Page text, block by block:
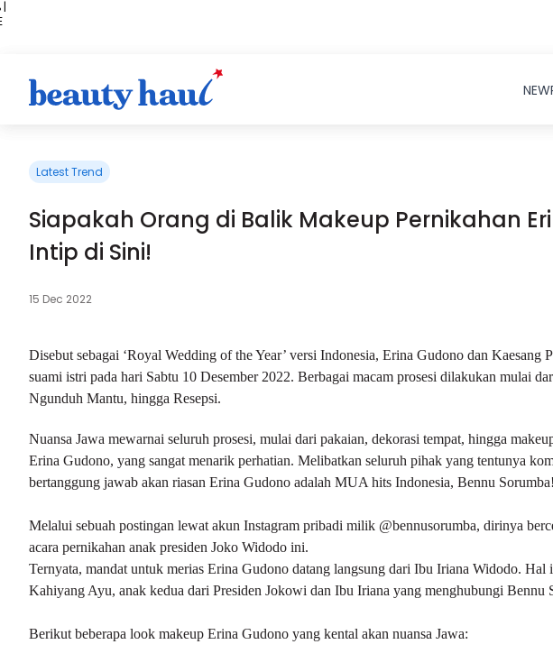
|
NEW
Latest Trend
Siapakah Orang di Balik Makeup Pernikahan
Intip di Sini!
15 Dec 2022
Disebut sebagai ‘Royal Wedding of the Year’ versi Indonesia, Erina Gudono dan Kaesang
suami istri pada hari Sabtu 10 Desember 2022. Berbagai macam prosesi dilakukan mulai
Ngunduh Mantu, hingga Resepsi.
Nuansa Jawa mewarnai seluruh prosesi, mulai dari pakaian, dekorasi tempat, hingga
Erina Gudono, yang sangat menarik perhatian. Melibatkan seluruh pihak yang tentunya
bertanggung jawab akan riasan Erina Gudono adalah MUA hits Indonesia, Bennu Sorumba!
Melalui sebuah postingan lewat akun Instagram pribadi milik @bennusorumba, dirinya
acara pernikahan anak presiden Joko Widodo ini.
Ternyata, mandat untuk merias Erina Gudono datang langsung dari Ibu Iriana Widodo. Hal
Kahiyang Ayu, anak kedua dari Presiden Jokowi dan Ibu Iriana yang menghubungi Bennu
Berikut beberapa look makeup Erina Gudono yang kental akan nuansa Jawa: